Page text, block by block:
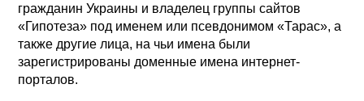
гражданин Украины и владелец группы сайтов
«Гипотеза» под именем или псевдонимом «Тарас», а
также другие лица, на чьи имена были
зарегистрированы доменные имена интернет-
порталов.